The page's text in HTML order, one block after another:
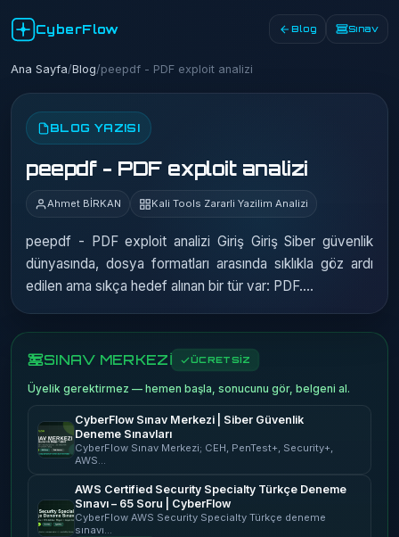
CyberFlow Blog Sınav
Ana Sayfa/Blog/peepdf - PDF exploit analizi
BLOG YAZISI
peepdf - PDF exploit analizi
Ahmet BİRKAN Kali Tools Zararli Yazilim Analizi
peepdf - PDF exploit analizi Giriş Giriş Siber güvenlik
dünyasında, dosya formatları arasında sıklıkla göz ardı
edilen ama sıkça hedef alınan bir tür var: PDF.…
SINAV MERKEZİ ÜCRETSİZ
Üyelik gerektirmez — hemen başla, sonucunu gör, belgeni al.
CyberFlow Sınav Merkezi | Siber Güvenlik
Deneme Sınavları
CyberFlow Sınav Merkezi; CEH, PenTest+, Security+,
AWS…
AWS Certified Security Specialty Türkçe Deneme
Sınavı – 65 Soru | CyberFlow
CyberFlow AWS Security Specialty Türkçe deneme
sınavı…